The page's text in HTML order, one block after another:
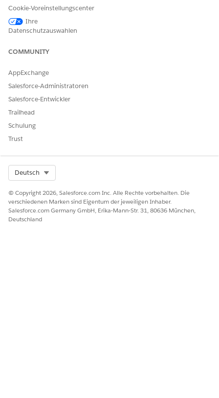
Sie Flow Builder, um benutzerdefinierte Weiterleitungslogik
und Abwicklungs-Workflows zu definieren.
Geben Sie uns Feedback, damit wir uns verbessern können.
Cookie-Voreinstellungscenter
Ihre
Datenschutzauswahlen
COMMUNITY
AppExchange
Salesforce-Administratoren
Salesforce-Entwickler
Trailhead
Schulung
Trust
Deutsch
© Copyright 2026, Salesforce.com Inc. Alle Rechte vorbehalten. Die
verschiedenen Marken sind Eigentum der jeweiligen Inhaber.
Salesforce.com Germany GmbH, Erika-Mann-Str. 31, 80636 München,
Deutschland